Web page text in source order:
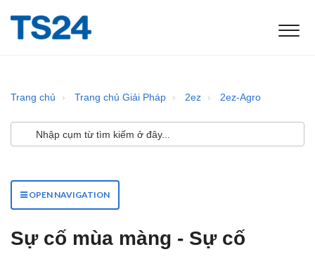
Trang chủ Trang chủ Giải Pháp 2ez 2ez-Agro
OPEN NAVIGATION
Sự cố mùa màng - Sự cố